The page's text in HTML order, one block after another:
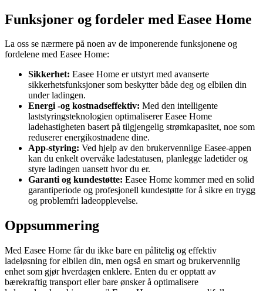
Funksjoner og fordeler med Easee Home
La oss se nærmere på noen av de imponerende funksjonene og
fordelene med Easee Home:
Sikkerhet: Easee Home er utstyrt med avanserte
sikkerhetsfunksjoner som beskytter både deg og elbilen din
under ladingen.
Energi -og kostnadseffektiv: Med den intelligente
laststyringsteknologien optimaliserer Easee Home
ladehastigheten basert på tilgjengelig strømkapasitet, noe som
reduserer energikostnadene dine.
App-styring: Ved hjelp av den brukervennlige Easee-appen
kan du enkelt overvåke ladestatusen, planlegge ladetider og
styre ladingen uansett hvor du er.
Garanti og kundestøtte: Easee Home kommer med en solid
garantiperiode og profesjonell kundestøtte for å sikre en trygg
og problemfri ladeopplevelse.
Oppsummering
Med Easee Home får du ikke bare en pålitelig og effektiv
ladeløsning for elbilen din, men også en smart og brukervennlig
enhet som gjør hverdagen enklere. Enten du er opptatt av
bærekraftig transport eller bare ønsker å optimalisere